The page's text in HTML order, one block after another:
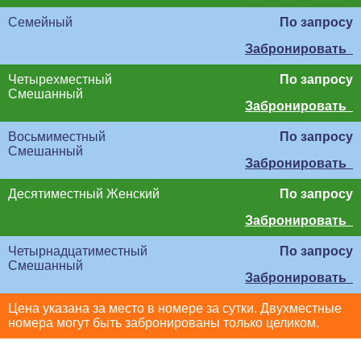
Семейный
По запросу
Забронировать
Четырехместный
Смешанный
По запросу
Забронировать
Восьмиместный
Смешанный
По запросу
Забронировать
Десятиместный Женский
По запросу
Забронировать
Четырнадцатиместный
Смешанный
По запросу
Забронировать
Цена указана за место в номере за сутки. Двухместные
номера могут быть забронированы только целиком.